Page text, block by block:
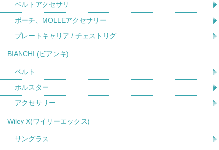
ベルトアクセサリ
ポーチ、MOLLEアクセサリー
プレートキャリア / チェストリグ
BIANCHI (ビアンキ)
ベルト
ホルスター
アクセサリー
Wiley X(ワイリーエックス)
サングラス